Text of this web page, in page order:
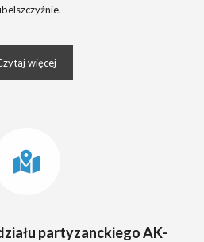
więcej
partyzanckiego AK-